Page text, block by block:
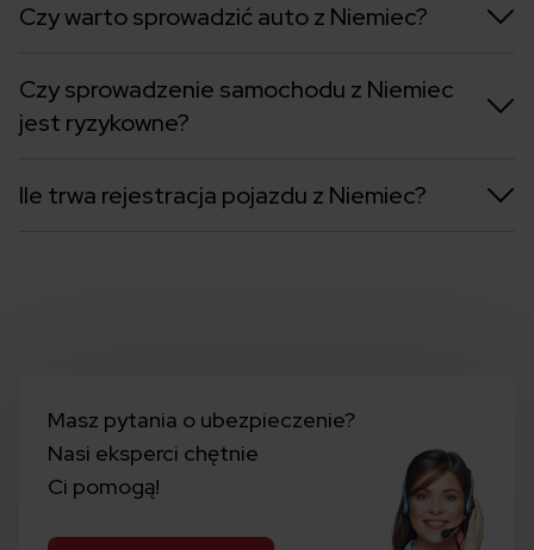
Czy warto sprowadzić auto z Niemiec?
Czy sprowadzenie samochodu z Niemiec
jest ryzykowne?
Ile trwa rejestracja pojazdu z Niemiec?
Masz pytania o ubezpieczenie?
Nasi eksperci chętnie
Ci pomogą!